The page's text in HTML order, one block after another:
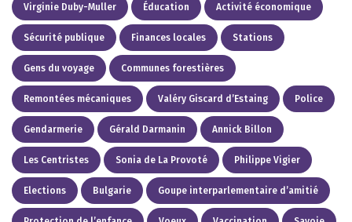
Virginie Duby-Muller Éducation Activité économique
Sécurité publique Finances locales Stations
Gens du voyage Communes forestières
Remontées mécaniques Valéry Giscard d’Estaing Police
Gendarmerie Gérald Darmanin Annick Billon
Les Centristes Sonia de La Provoté Philippe Vigier
Elections Bulgarie Goupe interparlementaire d’amitié